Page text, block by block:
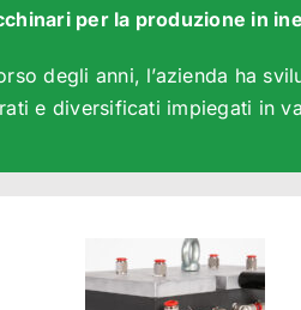
per la produzione in
degli anni, l’azienda ha
e diversificati impiegati in